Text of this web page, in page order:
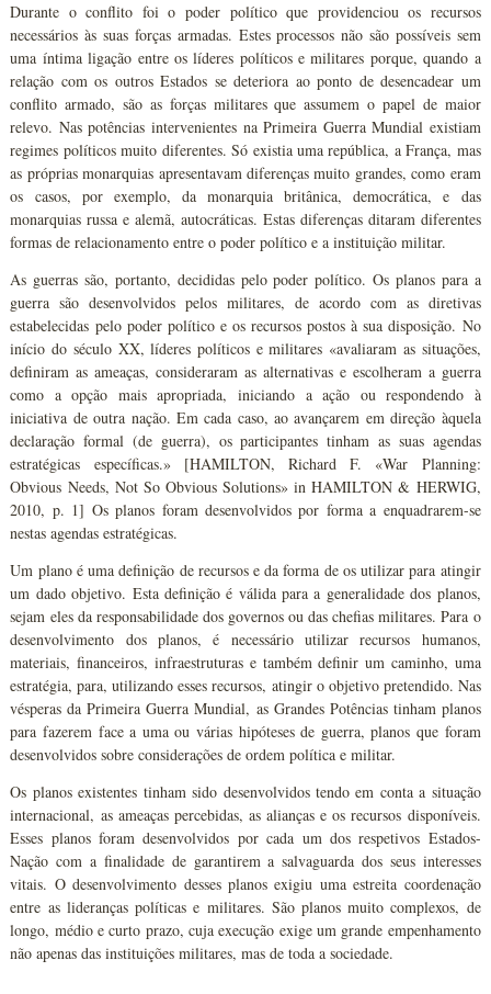
Durante o conflito foi o poder político que providenciou os recursos
necessários às suas forças armadas. Estes processos não são possíveis sem
uma íntima ligação entre os líderes políticos e militares porque, quando a
relação com os outros Estados se deteriora ao ponto de desencadear um
conflito armado, são as forças militares que assumem o papel de maior
relevo. Nas potências intervenientes na Primeira Guerra Mundial existiam
regimes políticos muito diferentes. Só existia uma república, a França, mas
as próprias monarquias apresentavam diferenças muito grandes, como eram
os casos, por exemplo, da monarquia britânica, democrática, e das
monarquias russa e alemã, autocráticas. Estas diferenças ditaram diferentes
formas de relacionamento entre o poder político e a instituição militar.
As guerras são, portanto, decididas pelo poder político. Os planos para a
guerra são desenvolvidos pelos militares, de acordo com as diretivas
estabelecidas pelo poder político e os recursos postos à sua disposição. No
início do século XX, líderes políticos e militares «avaliaram as situações,
definiram as ameaças, consideraram as alternativas e escolheram a guerra
como a opção mais apropriada, iniciando a ação ou respondendo à
iniciativa de outra nação. Em cada caso, ao avançarem em direção àquela
declaração formal (de guerra), os participantes tinham as suas agendas
estratégicas específicas.» [HAMILTON, Richard F. «War Planning:
Obvious Needs, Not So Obvious Solutions» in HAMILTON & HERWIG,
2010, p. 1] Os planos foram desenvolvidos por forma a enquadrarem-se
nestas agendas estratégicas.
Um plano é uma definição de recursos e da forma de os utilizar para atingir
um dado objetivo. Esta definição é válida para a generalidade dos planos,
sejam eles da responsabilidade dos governos ou das chefias militares. Para o
desenvolvimento dos planos, é necessário utilizar recursos humanos,
materiais, financeiros, infraestruturas e também definir um caminho, uma
estratégia, para, utilizando esses recursos, atingir o objetivo pretendido. Nas
vésperas da Primeira Guerra Mundial, as Grandes Potências tinham planos
para fazerem face a uma ou várias hipóteses de guerra, planos que foram
desenvolvidos sobre considerações de ordem política e militar.
Os planos existentes tinham sido desenvolvidos tendo em conta a situação
internacional, as ameaças percebidas, as alianças e os recursos disponíveis.
Esses planos foram desenvolvidos por cada um dos respetivos Estados-
Nação com a finalidade de garantirem a salvaguarda dos seus interesses
vitais. O desenvolvimento desses planos exigiu uma estreita coordenação
entre as lideranças políticas e militares. São planos muito complexos, de
longo, médio e curto prazo, cuja execução exige um grande empenhamento
não apenas das instituições militares, mas de toda a sociedade.